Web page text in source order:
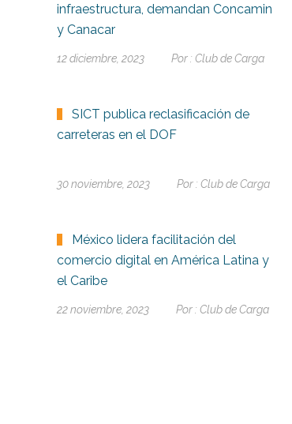
infraestructura, demandan Concamin
y Canacar
12 diciembre, 2023 Por : Club de Carga
SICT publica reclasificación de
carreteras en el DOF
30 noviembre, 2023 Por : Club de Carga
México lidera facilitación del
comercio digital en América Latina y
el Caribe
22 noviembre, 2023 Por : Club de Carga